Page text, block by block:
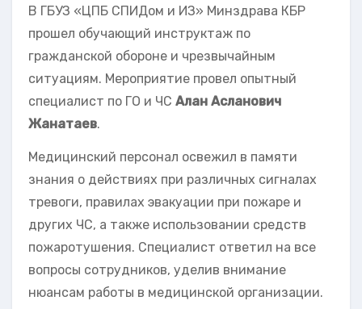
В ГБУЗ «ЦПБ СПИДом и ИЗ» Минздрава КБР
прошел обучающий инструктаж по
гражданской обороне и чрезвычайным
ситуациям. Мероприятие провел опытный
специалист по ГО и ЧС Алан Асланович
Жанатаев.
Медицинский персонал освежил в памяти
знания о действиях при различных сигналах
тревоги, правилах эвакуации при пожаре и
других ЧС, а также использовании средств
пожаротушения. Специалист ответил на все
вопросы сотрудников, уделив внимание
нюансам работы в медицинской организации.